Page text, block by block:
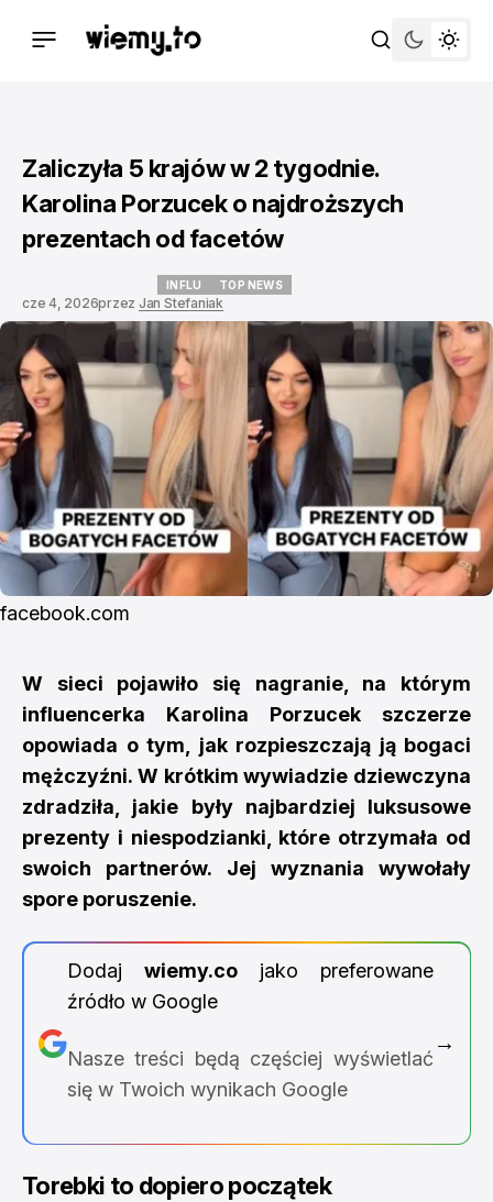
Zaliczyła 5 krajów w 2 tygodnie.
Karolina Porzucek o najdroższych
prezentach od facetów
INFLU TOP NEWS
cze 4, 2026przez Jan Stefaniak
facebook.com
W sieci pojawiło się nagranie, na którym
influencerka Karolina Porzucek szczerze
opowiada o tym, jak rozpieszczają ją bogaci
mężczyźni. W krótkim wywiadzie dziewczyna
zdradziła, jakie były najbardziej luksusowe
prezenty i niespodzianki, które otrzymała od
swoich partnerów. Jej wyznania wywołały
spore poruszenie.
Dodaj wiemy.cojako preferowane
źródło w Google
Nasze treści będą częściej wyświetlać
się w Twoich wynikach Google
→
Torebki to dopiero początek